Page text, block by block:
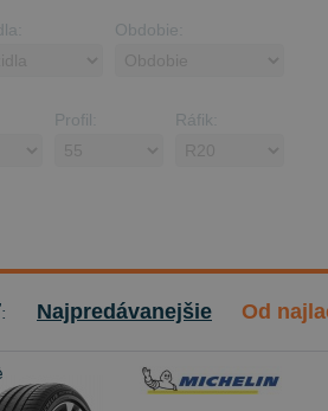
Obdobie:
Profil: Ráfik:
Najpredávanejšie Od